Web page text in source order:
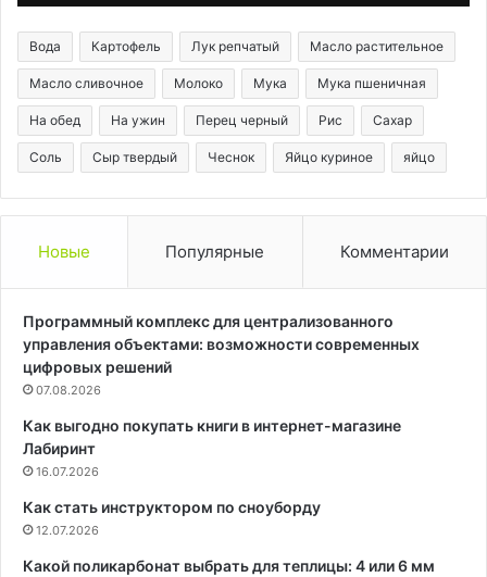
Вода Картофель Лук репчатый Масло растительное
Масло сливочное Молоко Мука Мука пшеничная
На обед На ужин Перец черный Рис Сахар
Соль Сыр твердый Чеснок Яйцо куриное яйцо
Новые Популярные Комментарии
Программный комплекс для централизованного
управления объектами: возможности современных
цифровых решений
07.08.2026
Как выгодно покупать книги в интернет-магазине
Лабиринт
16.07.2026
Как стать инструктором по сноуборду
12.07.2026
Какой поликарбонат выбрать для теплицы: 4 или 6 мм